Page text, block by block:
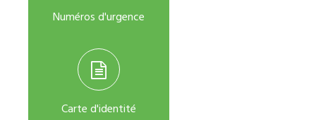
Numéros d'urgence
Carte d'identité